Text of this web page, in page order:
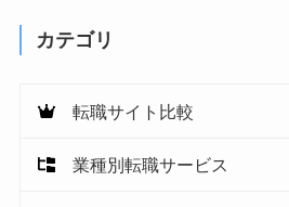
カテゴリ
転職サイト比較
業種別転職サービス